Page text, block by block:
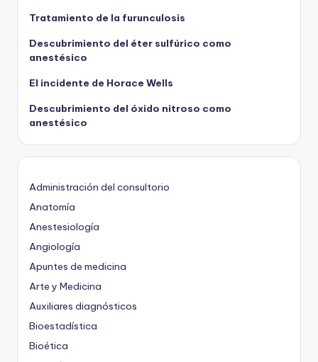
Tratamiento de la furunculosis
Descubrimiento del éter sulfúrico como
anestésico
El incidente de Horace Wells
Descubrimiento del óxido nitroso como
anestésico
Administración del consultorio
Anatomía
Anestesiología
Angiología
Apuntes de medicina
Arte y Medicina
Auxiliares diagnósticos
Bioestadística
Bioética